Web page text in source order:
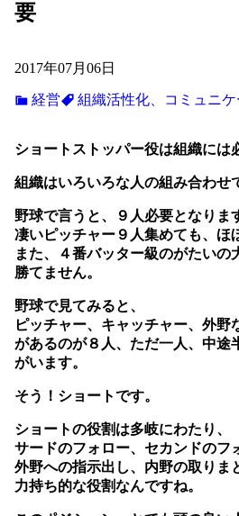
要
2017年07月06日
経営 組織活性化、コミュニ
ショートストッパー役は組織には
組織はいろいろな人の組み合わせ
野球で言うと、９人必要となりま
凄いピッチャー９人集めても、ほ
また、４番バッター級のがたいの
勝てません。
野球で見てみると、
ピッチャー、キャッチャー、外野
があるのが８人、ただ一人、中途
がいます。
そう！ショートです。
ショートの役割は多岐にわたり、
サードのフォロー、セカンドのフ
外野への指示出し、内野の取りま
力持ち的な役割なんですね。